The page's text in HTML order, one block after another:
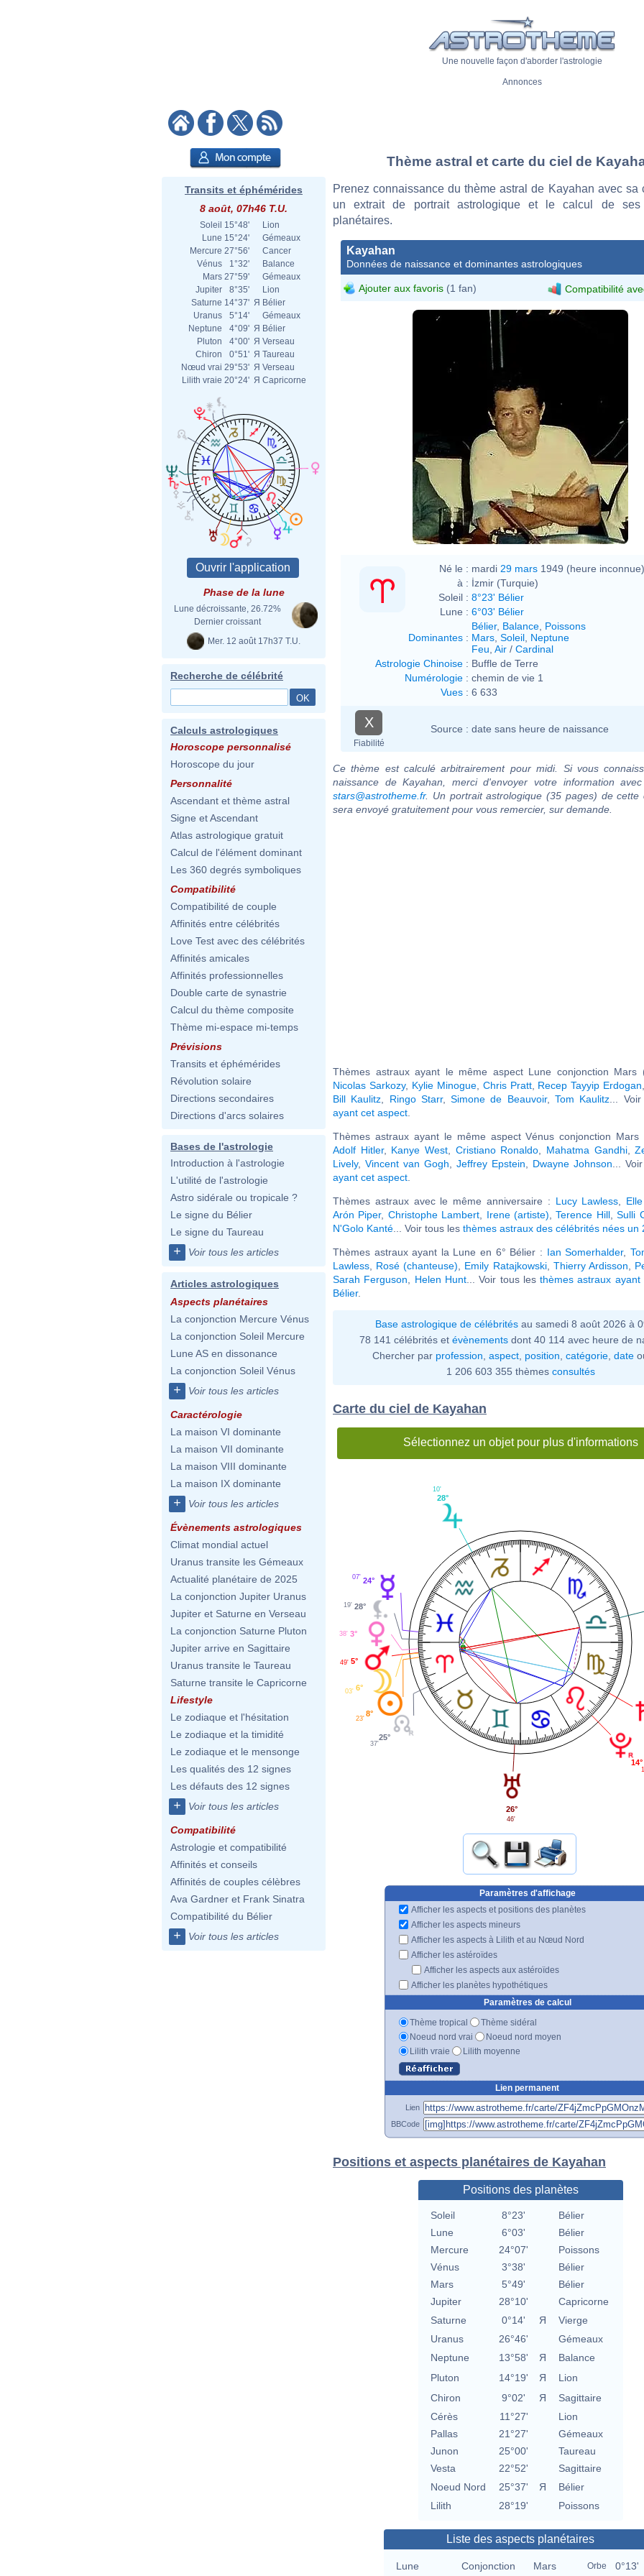
Une nouvelle façon d'aborder l'astrologie
Annonces
Transits et éphémérides
8 août, 07h46 T.U.
Soleil 15°48'
Lion
Lune 15°24'
Gémeaux
Mercure 27°56'
Cancer
Vénus
1°32'
Balance
Mars 27°59'
Gémeaux
Jupiter
8°35'
Lion
Saturne 14°37' Я Bélier
Uranus
5°14'
Gémeaux
Neptune
4°09' Я Bélier
Pluton
4°00' Я Verseau
Chiron
0°51' Я Taureau
Nœud vrai 29°53' Я Verseau
Lilith vraie 20°24' Я Capricorne
Phase de la lune
Lune décroissante, 26.72%
Dernier croissant
Mer. 12 août 17h37 T.U.
Recherche de célébrité
Calculs astrologiques
Horoscope personnalisé
Horoscope du jour
Personnalité
Ascendant et thème astral
Signe et Ascendant
Atlas astrologique gratuit
Calcul de l'élément dominant
Les 360 degrés symboliques
Compatibilité
Compatibilité de couple
Affinités entre célébrités
Love Test avec des célébrités
Affinités amicales
Affinités professionnelles
Double carte de synastrie
Calcul du thème composite
Thème mi-espace mi-temps
Prévisions
Transits et éphémérides
Révolution solaire
Directions secondaires
Directions d'arcs solaires
Bases de l'astrologie
Introduction à l'astrologie
L'utilité de l'astrologie
Astro sidérale ou tropicale ?
Le signe du Bélier
Le signe du Taureau
+ Voir tous les articles
Articles astrologiques
Aspects planétaires
La conjonction Mercure Vénus
La conjonction Soleil Mercure
Lune AS en dissonance
La conjonction Soleil Vénus
+ Voir tous les articles
Caractérologie
La maison VI dominante
La maison VII dominante
La maison VIII dominante
La maison IX dominante
+ Voir tous les articles
Évènements astrologiques
Climat mondial actuel
Uranus transite les Gémeaux
Actualité planétaire de 2025
La conjonction Jupiter Uranus
Jupiter et Saturne en Verseau
La conjonction Saturne Pluton
Jupiter arrive en Sagittaire
Uranus transite le Taureau
Saturne transite le Capricorne
Lifestyle
Le zodiaque et l'hésitation
Le zodiaque et la timidité
Le zodiaque et le mensonge
Les qualités des 12 signes
Les défauts des 12 signes
+ Voir tous les articles
Compatibilité
Astrologie et compatibilité
Affinités et conseils
Affinités de couples célèbres
Ava Gardner et Frank Sinatra
Compatibilité du Bélier
+ Voir tous les articles
Thème astral et carte du ciel de
Prenez connaissance du thème astral de Kayahan avec sa
un extrait de portrait astrologique et le calcul de ses
planétaires.
Kayahan
Données de naissance et dominantes astrologiques
Ajouter aux favoris (1 fan) Compatibilité
Né le : mardi 29 mars 1949 (heure inconnue)
à : İzmir (Turquie)
Soleil : 8°23' Bélier
Lune : 6°03' Bélier
Dominantes :
Bélier, Balance Poissons
Mars Soleil Neptune
Feu Air / Cardinal
Astrologie Chinoise : Buffle de Terre
Numérologie : chemin de vie 1
Vues : 6 633
X
Fiabilité
Source : date sans heure de naissance
Ce thème est calculé arbitrairement pour midi. Si vous
naissance de Kayahan, merci d'envoyer votre information
stars@astrotheme.fr. Un portrait astrologique (35 pages) de cette
sera envoyé gratuitement pour vous remercier, sur demande.
Thèmes astraux ayant le même aspect Lune conjonction Mars
Nicolas Sarkozy, Kylie Minogue, Chris Pratt, Recep Tayyip Erdogan
Bill Kaulitz
Ringo Starr,Simone de Beauvoir, Tom Kaulitz ...
ayant cet aspect
Thèmes astraux ayant le même aspect Vénus conjonction Mars
Adolf Hitler, Kanye West Cristiano Ronaldo Mahatma Gandhi,
Lively, Vincent van Gogh Jeffrey Epstein Dwayne Johnson ...
ayant cet aspect
Thèmes astraux avec le même anniversaire : Lucy Lawless
Arón Piper, Christophe Lambert Irene (artiste) ,Terence Hill,Sulli
N'Golo Kanté ... Voir tous les thèmes astraux des célébrités nées un
Thèmes astraux ayant la Lune en 6° Bélier : Ian Somerhalder,
Lawless
Rosé (chanteuse) Emily Ratajkowski, Thierry Ardisson
Sarah Ferguson
Helen Hunt... Voir tous lesthèmes astraux ayant
Bélier.
Base astrologique de célébritésau samedi 8 août 2026 à
78 141 célébrités et évènementsdont 40 114 avec heure de
Chercher par profession aspect position catégorie date
1 206 603 355 thèmes consultés
Carte du ciel de Kayahan
Sélectionnez un objet pour plus d'informations
28°
10'
24°
07'
28°
19'
3°
38'
5°
49'
6°
03'
8°
23'
25°
37'
26°
46'
14°
Paramètres d'affichage
Afficher les aspects et positions des planètes
Afficher les aspects mineurs
Afficher les aspects à Lilith et au Nœud Nord
Afficher les astéroïdes
Afficher les aspects aux astéroïdes
Afficher les planètes hypothétiques
Paramètres de calcul
Thème tropical
Thème sidéral
Noeud nord vrai
Noeud nord moyen
Lilith vraie
Lilith moyenne
Lien permanent
Lien
BBCode
Positions et aspects planétaires de Kayahan
Positions des planètes
Soleil 8°23'
Bélier
Lune
6°03'
Bélier
Mercure
24°07'
Poissons
Vénus
3°38'
Bélier
Mars
5°49'
Bélier
Jupiter
28°10'
Capricorne
Saturne
0°14' Я
Vierge
Uranus
26°46'
Gémeaux
Neptune
13°58' Я
Balance
Pluton
14°19' Я
Lion
Chiron
9°02' Я
Sagittaire
Cérès
11°27'
Lion
Pallas
21°27'
Gémeaux
Junon
25°00'
Taureau
Vesta
22°52'
Sagittaire
Noeud Nord
25°37' Я
Bélier
Lilith
28°19' Poissons
Liste des aspects planétaires
Lune Conjonction Mars Orbe 0°13'